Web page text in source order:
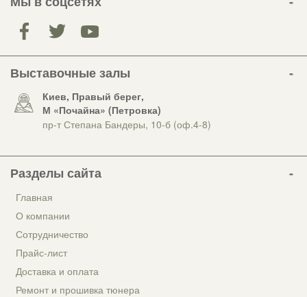
Выставочные залы
Киев, Правый берег,
М «Почайна» (Петровка)
пр-т Степана Бандеры, 10-б (оф.4-8)
Разделы сайта
Главная
О компании
Сотрудничество
Прайс-лист
Доставка и оплата
Ремонт и прошивка тюнера